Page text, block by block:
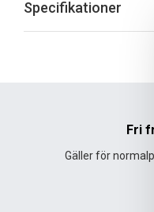
Specifikationer
Fri
Gäller för